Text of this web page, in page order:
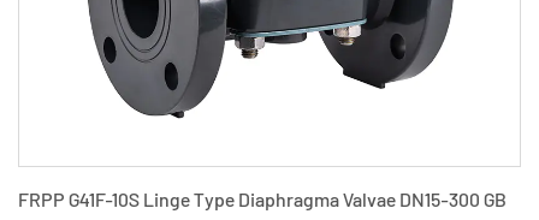
FRPP G41F-10S Linge Type Diaphragma Valvae DN15-300 GB